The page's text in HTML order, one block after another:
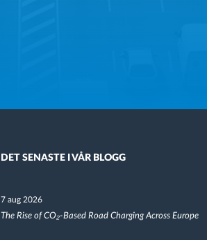
DET SENASTE I VÅR BLOGG
7 aug 2026
The Rise of CO₂-Based Road Charging Across Europe